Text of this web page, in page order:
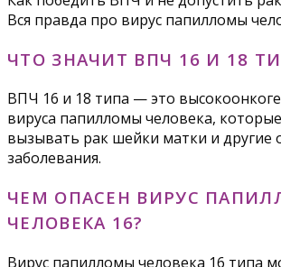
Вся правда про вирус папилломы
ЧТО ЗНАЧИТ ВПЧ 16 И 18
ВПЧ 16 и 18 типа — это
вируса папилломы человека,
вызывать рак шейки матки и другие
заболевания.
ЧЕМ ОПАСЕН ВИРУС
ЧЕЛОВЕКА 16?
Вирус папилломы человека 16 типа